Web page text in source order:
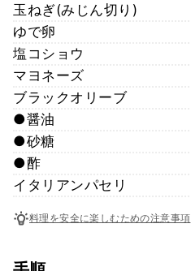
玉ねぎ(みじん切り)
ゆで卵
塩コショウ
マヨネーズ
ブラックオリーブ
●醤油
●砂糖
●酢
イタリアンパセリ
料理を安全に楽しむための注意事項